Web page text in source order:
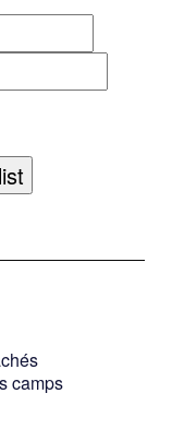
camps